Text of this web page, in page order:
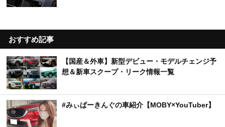
おすすめ記事
【国産＆外車】新型デビュー・モデルチェンジ予
想＆新車スクープ・リーク情報一覧
#みぃぱーきんぐの車紹介【MOBY×YouTuber】